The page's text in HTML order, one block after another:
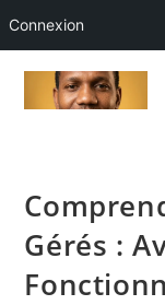
Connexion
Gérés :